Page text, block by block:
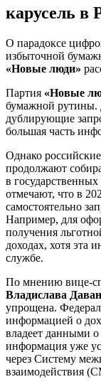
карусель в
О парадоксе
избыточной
«Новые люди»
Партия «Новые
бумажной рутины.
дублирующие
большая часть
Однако
продолжают
в
отмечают, что в
самостоятельно
Например, для
получения
доходах, хотя эта
службе.
По мнению вице-
Владислава
упрощена.
информацией о
владеет данными о
информация уже
через Систему
взаимодействия